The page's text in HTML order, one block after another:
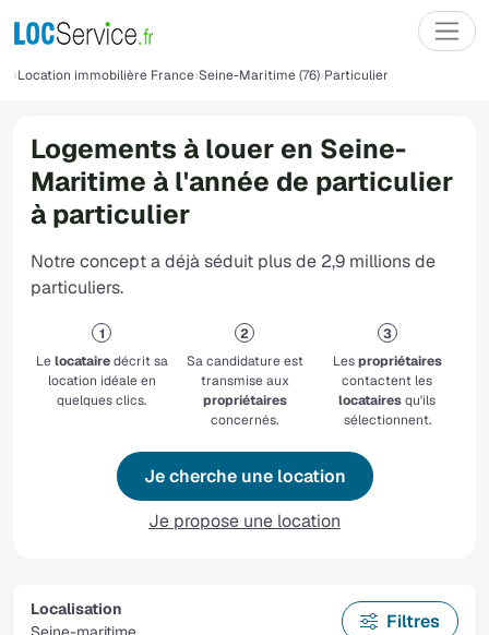
Location immobilière France Seine-Maritime (76) Particulier
Logements à louer en Seine-
Maritime à l'année de particulier
à particulier
Notre concept a déjà séduit plus de 2,9 millions de
particuliers.
Lelocatairedécrit sa
location idéale en
quelques clics.
Sa candidature est
transmise aux
propriétaires
concernés.
Lespropriétaires
contactent les
locatairesqu'ils
sélectionnent.
Je cherche une location
Je propose une location
Localisation
Filtres